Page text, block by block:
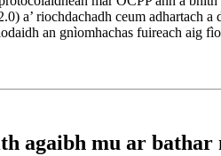
a’ riochdachadh ceum adhartach
an gnìomhachas fuireach aig
agaibh mu ar